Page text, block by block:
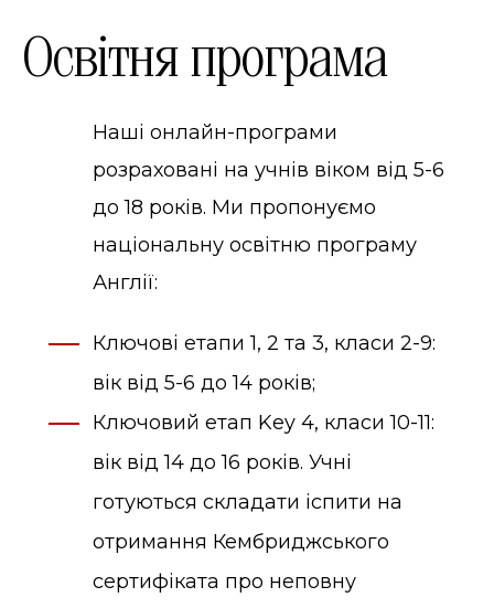
Освітня програма
Наші онлайн-програми
розраховані на учнів віком від 5-6
до 18 років. Ми пропонуємо
національну освітню програму
Англії:
Ключові етапи 1, 2 та 3, класи 2-9:
вік від 5-6 до 14 років;
Ключовий етап Key 4, класи 10-11:
вік від 14 до 16 років. Учні
готуються складати іспити на
отримання Кембриджського
сертифіката про неповну